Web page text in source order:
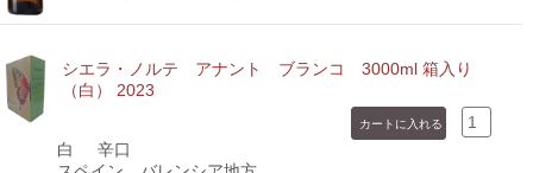
シエラ・ノルテ アナント ブランコ 3000ml 箱入り
（白） 2023
白
辛口